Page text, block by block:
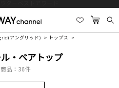
アングリッド) トップス
・ベアトップ
品： 36件